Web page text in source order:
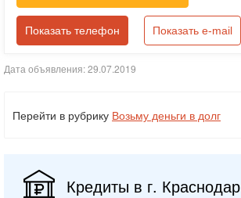
Показать телефон Показать e-mail
Дата объявления: 29.07.2019
Перейти в рубрику Возьму деньги в долг
Кредиты в г. Краснодар